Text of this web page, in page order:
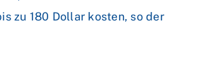
zu 180 Dollar kosten, so der